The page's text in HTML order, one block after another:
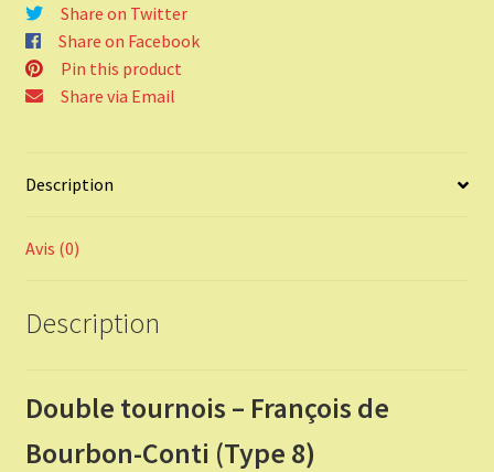
Conti
(Type
8)
Share on Twitter
Share on Facebook
Pin this product
Share via Email
Description
Avis (0)
Description
Double tournois – François de
Bourbon-Conti (Type 8)